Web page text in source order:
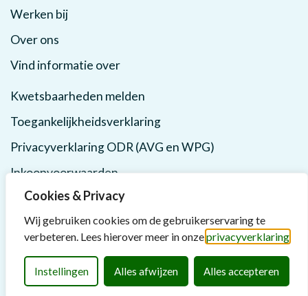
Cookies & Privacy
Wij gebruiken cookies om de gebruikerservaring te
verbeteren. Lees hierover meer in onzeprivacyverklaring
Instellingen Alles afwijzen Alles accepteren
Werken bij
Over ons
Vind informatie over
Kwetsbaarheden melden
Toegankelijkheidsverklaring
Privacyverklaring ODR (AVG en WPG)
Inkoopvoorwaarden